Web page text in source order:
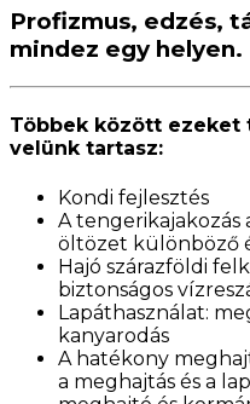
Profizmus, edzés,
mindez egy helyen.
Többek között ezeket
velünk tartasz:
Kondi fejlesztés
A tengerikajakozás
öltözet különböző
Hajó szárazföldi
biztonságos
Lapáthasználat:
kanyarodás
A hatékony
a meghajtás és a